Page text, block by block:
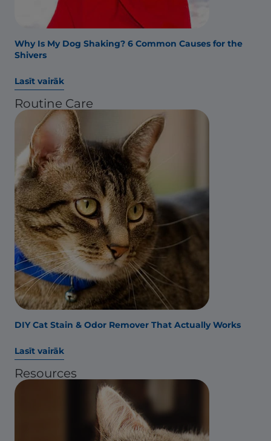
Why Is My Dog Shaking? 6 Common Causes for the
Shivers
Lasīt vairāk
Routine Care
DIY Cat Stain & Odor Remover That Actually Works
Lasīt vairāk
Resources